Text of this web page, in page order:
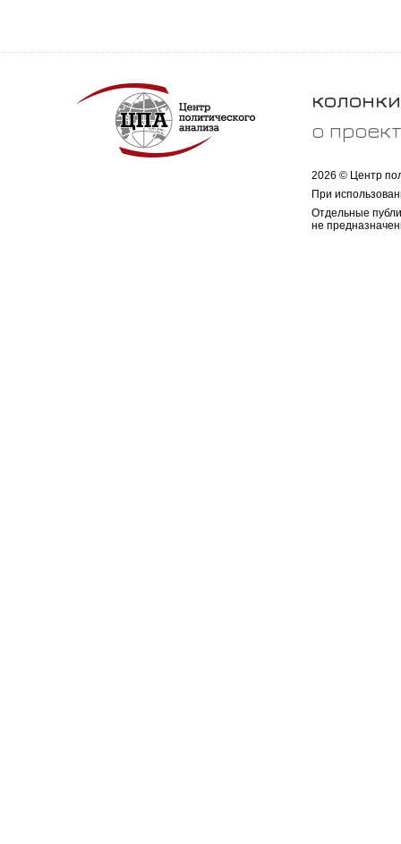
колонки
о
2026 © Центр
При
Отдельные
не